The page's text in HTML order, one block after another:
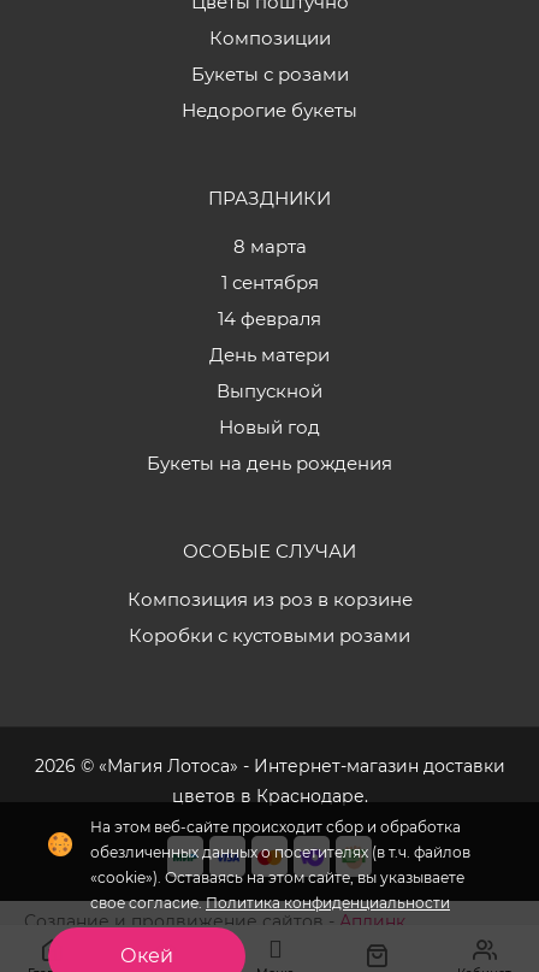
На этом веб-сайте происходит сбор и обработка
обезличенных данных о посетителях (в т.ч. файлов
«cookie»). Оставаясь на этом сайте, вы указываете
свое согласие.Политика конфиденциальности
Окей
Композиции
Букеты с розами
Недорогие букеты
ПРАЗДНИКИ
8 марта
1 сентября
14 февраля
День матери
Выпускной
Новый год
Букеты на день рождения
ОСОБЫЕ СЛУЧАИ
Композиция из роз в корзине
Коробки с кустовыми розами
2026 © «Магия Лотоса» - Интернет-магазин доставки
цветов в Краснодаре.
Создание и продвижение сайтов - Аплинк